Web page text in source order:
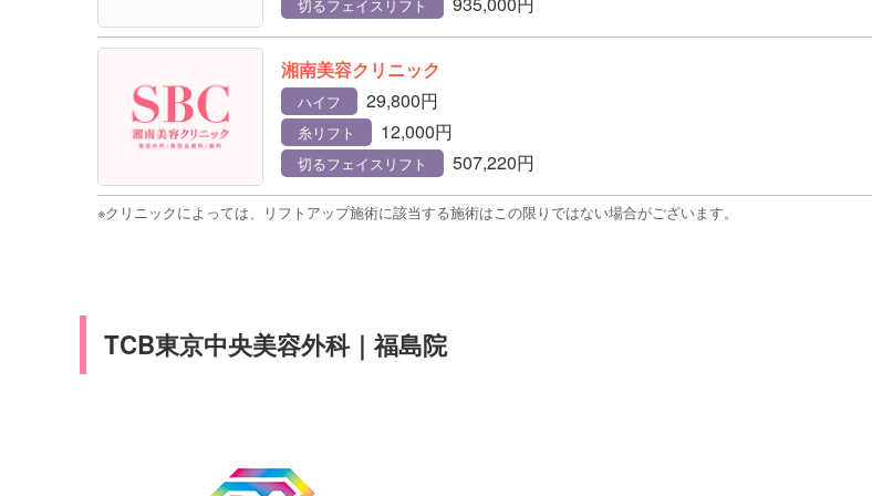
切るフェイスリフト
湘南美容クリニック
ハイフ 29,800円
糸リフト 12,000円
切るフェイスリフト 507,220円
※クリニックによっては、リフトアップ施術に該当する施術はこの限りではない場合がございます。
TCB東京中央美容外科｜福島院